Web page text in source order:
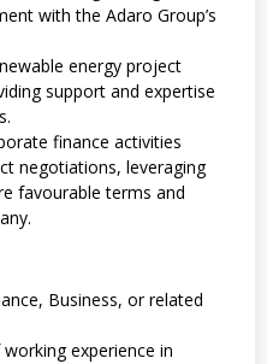
with the Adaro Group’s
energy project
support and expertise
finance activities
negotiations, leveraging
favourable terms and
Business, or related
working experience in